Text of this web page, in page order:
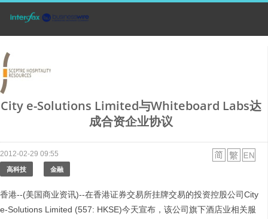
City e-Solutions Limited与Whiteboard Labs达
成合资企业协议
2012-02-29 09:55
高科技 金融
香港--(美国商业资讯)--在香港证券交易所挂牌交易的投资控股公司City
e-Solutions Limited (557: HKSE)今天宣布，该公司旗下酒店业相关服